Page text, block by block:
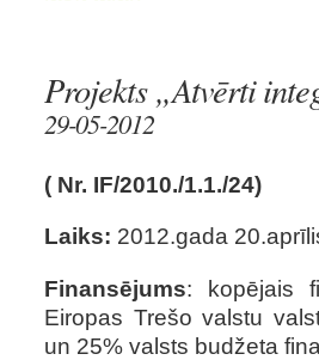
Projekts „Atvērti
29-05-2012
( Nr. IF/2010./1.1./24)
Laiks: 2012.gada
Finansējums: kopējais
Eiropas Trešo valstu
un 25% valsts budžeta